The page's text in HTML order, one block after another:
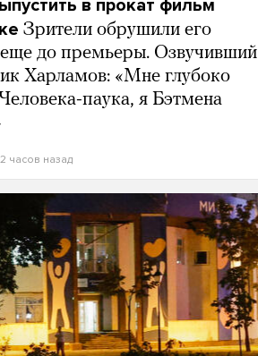
в прокат фильм
Зрители обрушили его
еще до премьеры. Озвучивший
Харламов: «Мне глубоко
паука, я Бэтмена
часов назад